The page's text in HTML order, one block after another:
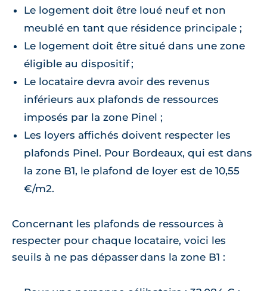
Le logement doit être loué neuf et non
meublé en tant que résidence principale ;
Le logement doit être situé dans une zone
éligible au dispositif ;
Le locataire devra avoir des revenus
inférieurs aux plafonds de ressources
imposés par la zone Pinel ;
Les loyers affichés doivent respecter les
plafonds Pinel. Pour Bordeaux, qui est dans
la zone B1, le plafond de loyer est de 10,55
€/m2.
Concernant les plafonds de ressources à
respecter pour chaque locataire, voici les
seuils à ne pas dépasser dans la zone B1 :